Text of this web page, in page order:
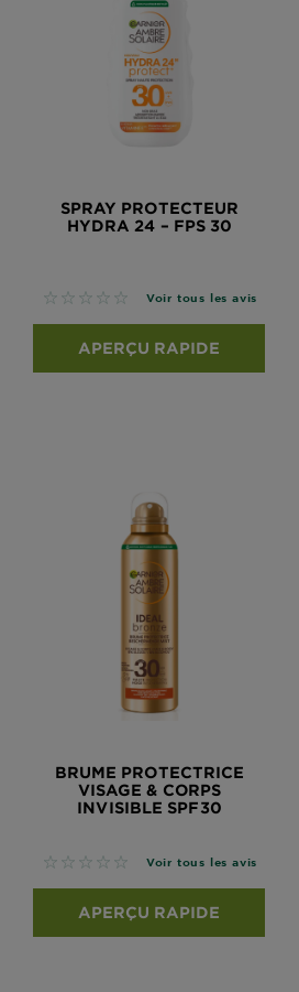
SPRAY PROTECTEUR
HYDRA 24 – FPS 30
No reviews Voir tous les avis
APERÇU RAPIDE
BRUME PROTECTRICE
VISAGE & CORPS
INVISIBLE SPF30
No reviews Voir tous les avis
APERÇU RAPIDE